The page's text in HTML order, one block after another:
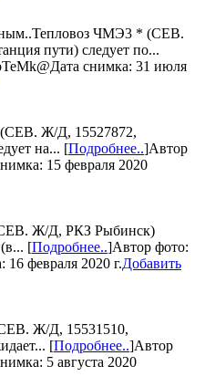
Тепловоз ЧМЭ3 * (СЕВ.
пути) следует по...
Дата снимка: 31 июля
Ж/Д, 15527872,
на... [Подробнее..]Автор
15 февраля 2020
Ж/Д, РКЗ Рыбинск)
[Подробнее..]Автор фото:
16 февраля 2020 г.Добавить
Ж/Д, 15531510,
[Подробнее..]Автор
5 августа 2020